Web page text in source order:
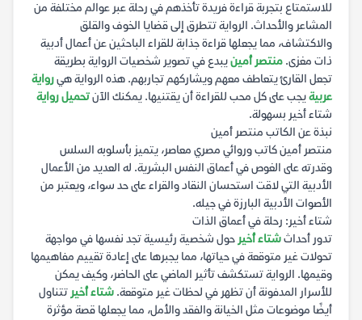
للاستمتاع بتجربة قراءة فريدة تأخذهم في رحلة عبر عوالم مختلفة من
المشاعر والأحداث. الرواية تتطرق إلى قضايا الخوف والقلق
والاكتشاف، مما يجعلها قراءة جذابة للقراء الباحثين عن أعمال أدبية
ذات مغزى. منتصر أمينيبدع في تصوير شخصيات الرواية بطريقة
تجعل القارئ يتعاطف معهم ويشاركهم تجاربهم. هذه الرواية هيرواية
عربيةيجب على كل محب للقراءة أن يقتنيها. يمكنك الآنتحميل رواية
شتاء أخير بسهولة.
نبذة عن الكاتب منتصر أمين
منتصر أمين كاتب وروائي مصري معاصر، يتميز بأسلوبه السلس
وقدرته على الغوص في أعماق النفس البشرية. له العديد من الأعمال
الأدبية التي لاقت استحسان النقاد والقراء على حد سواء، ويعتبر من
الأصوات الأدبية البارزة في جيله.
شتاء أخير: رحلة في أعماق الذات
تدور أحداثشتاء أخير حول شخصية رئيسية تجد نفسها في مواجهة
تحولات غير متوقعة في حياتها، مما يجبرها على إعادة تقييم مفاهيمها
وقيمها. الرواية تستكشف تأثير الماضي على الحاضر، وكيف يمكن
للأسرار المدفونة أن تظهر في لحظات غير متوقعة. شتاء أخير تتناول
أيضًا موضوعات مثل الخيانة والفقد والأمل، مما يجعلها قصة مؤثرة